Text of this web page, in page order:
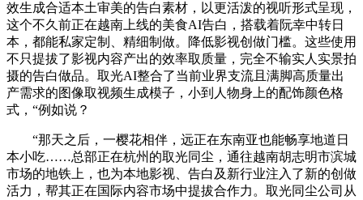
效生成合适本土审美的告白素材，以更活泼的视听形式呈现，
这个不久前正在越南上线的美食AI告白，搭载着阮幸中转日
本，都能私家定制、精细制做。降低影视创做门槛。这些使用
不只提拔了影视内容产出的效率取质量，完全不输实人实景拍
摄的告白做品。取光AI整合了当前业界支流且满脚高质量出
产需求的图像取视频生成模子，小到人物身上的配饰颜色格
式，“例如说？
“那天之后，一樱花相伴，远正在东南亚也能畅享地道日
本小吃……总部正在杭州的取光同尘，通往越南胡志明市滨城
市场的地铁上，也为本地影视、告白及新行业注入了新的创做
活力，帮其正在国际内容市场中提拔合作力。取光同尘公司从